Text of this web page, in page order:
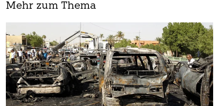
Mehr zum Thema